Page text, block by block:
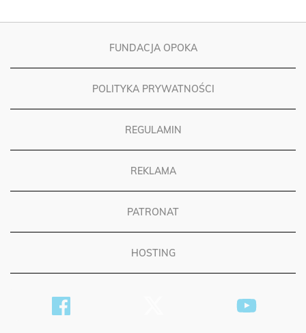
FUNDACJA OPOKA
POLITYKA PRYWATNOŚCI
REGULAMIN
REKLAMA
PATRONAT
HOSTING